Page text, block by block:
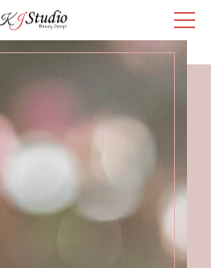
Master of Eye Designs,
Clarke Quay